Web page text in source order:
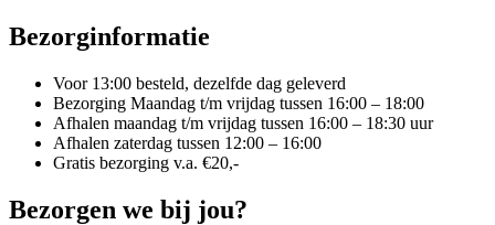
Bezorginformatie
Voor 13:00 besteld, dezelfde dag geleverd
Bezorging Maandag t/m vrijdag tussen 16:00 – 18:00
Afhalen maandag t/m vrijdag tussen 16:00 – 18:30 uur
Afhalen zaterdag tussen 12:00 – 16:00
Gratis bezorging v.a. €20,-
Bezorgen we bij jou?